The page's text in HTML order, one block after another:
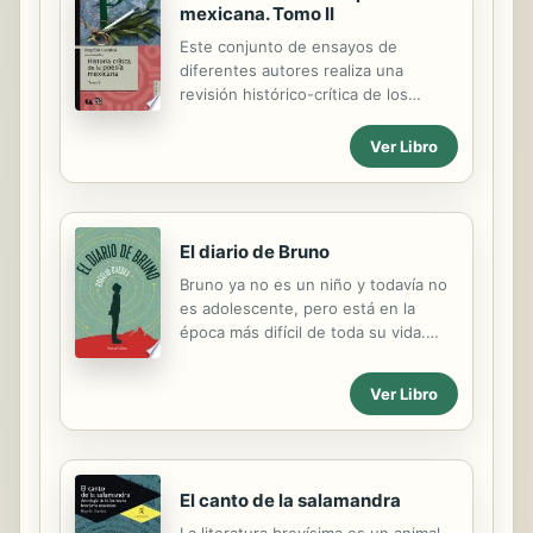
mexicana. Tomo II
Este conjunto de ensayos de
diferentes autores realiza una
revisión histórico-crítica de los
mexicana de los siglos XIX y XX. Este
volumen divide en tres grandes
momentos la tradición poética
mexicana después del vanguardismo:
anfiguardismo; en él se incluyen
colaboraciones de Heriberto Yépez,
José Homero, Víctor Manuel
Mendiola y Gloria Vergara.
Ver Libro
El diario de Bruno
Bruno ya no es un niño y todavía no
es adolescente, pero está en la
época más difícil de toda su vida.
Zelanda, el país más remoto del
mundo. Bruno es un gran pesimista.
Mientras su vida transcurre entre
para intentar comprenderse a sí
mismo. Hasta que conoce a Maya,
Ver Libro
El canto de la salamandra